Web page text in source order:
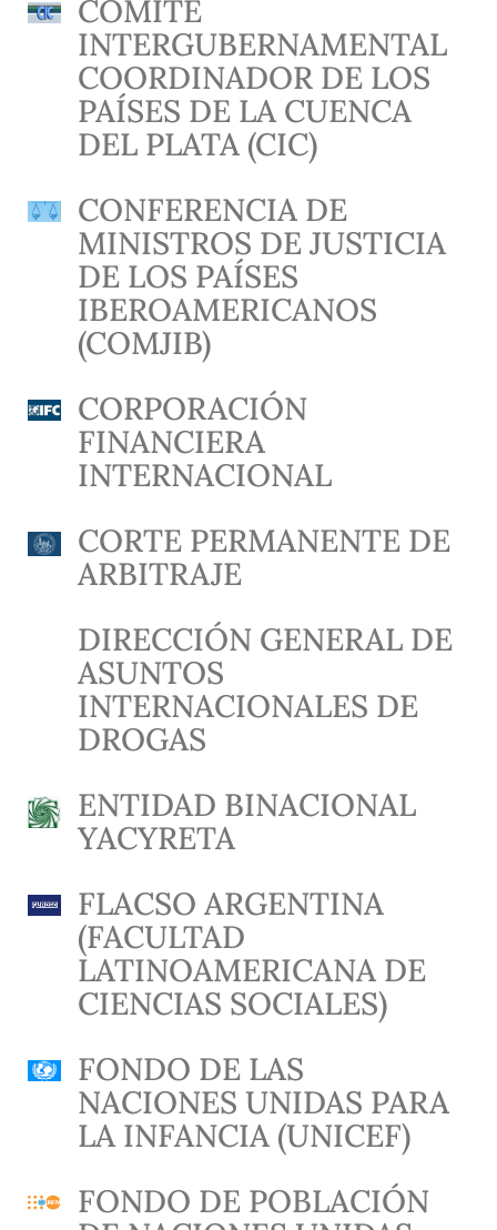
COMITÉ
INTERGUBERNAMENTAL
COORDINADOR DE LOS
PAÍSES DE LA CUENCA
DEL PLATA (CIC)
CONFERENCIA DE
MINISTROS DE JUSTICIA
DE LOS PAÍSES
IBEROAMERICANOS
(COMJIB)
CORPORACIÓN
FINANCIERA
INTERNACIONAL
CORTE PERMANENTE DE
ARBITRAJE
DIRECCIÓN GENERAL DE
ASUNTOS
INTERNACIONALES DE
DROGAS
ENTIDAD BINACIONAL
YACYRETA
FLACSO ARGENTINA
(FACULTAD
LATINOAMERICANA DE
CIENCIAS SOCIALES)
FONDO DE LAS
NACIONES UNIDAS PARA
LA INFANCIA (UNICEF)
FONDO DE POBLACIÓN